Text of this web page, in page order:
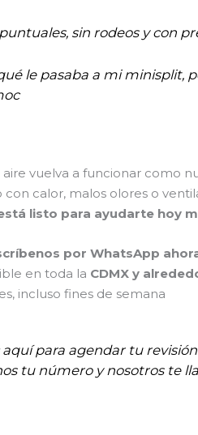
sin rodeos y con
le pasaba a mi minisplit,
vuelva a funcionar como
con calor, malos olores o
listo para ayudarte hoy
por WhatsApp
en toda la CDMX y
incluso fines de semana
aquí para agendar tu
tu número y nosotros te